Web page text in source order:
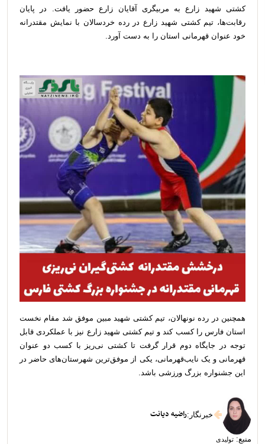
کشتی شهید زارع به مربیگری آقایان زارع حضور یافت. در پایان
رقابت‌ها، تیم کشتی شهید زارع در رده خردسالان با نمایش مقتدرانه
خود عنوان قهرمانی استان را به دست آورد.
همچنین در رده نونهالان، تیم کشتی شهید مبین موفق شد مقام نخست
استان فارس را کسب کند و تیم کشتی شهید زارع نیز با عملکردی قابل
توجه در جایگاه دوم قرار گرفت تا کشتی نی‌ریز با کسب دو عنوان
قهرمانی و یک نایب‌قهرمانی، یکی از موفق‌ترین شهرستان‌های حاضر در
این جشنواره بزرگ ورزشی باشد.
خبرنگار :راضیه دیانت
منبع: تولیدی